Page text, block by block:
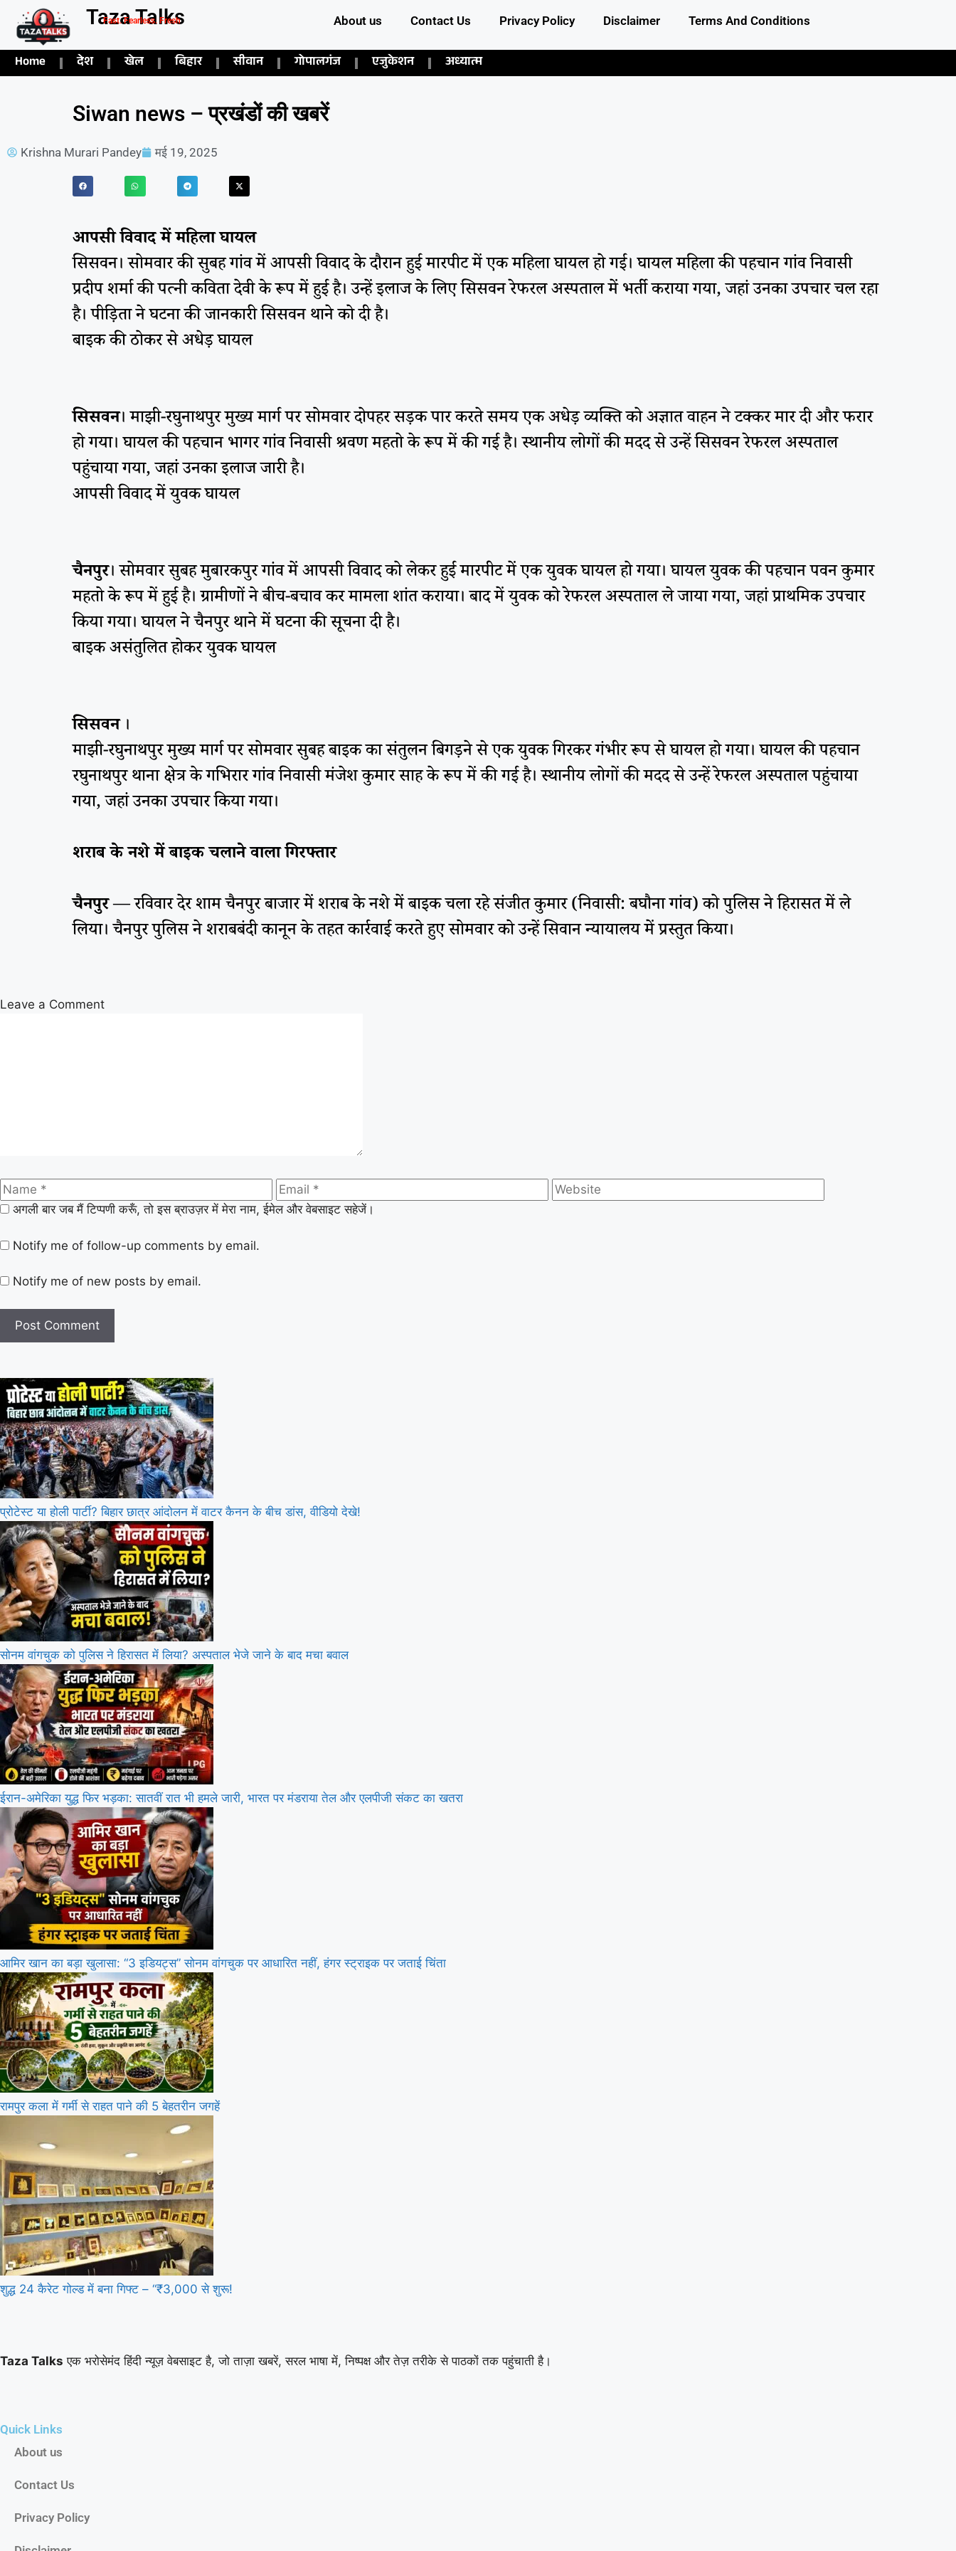
Taza Talks
Fast. Fearless. Fresh About us Contact Us Privacy Policy Disclaimer Terms And Conditions
Home देश खेल बिहार सीवान गोपालगंज एजुकेशन अध्यात्म
Siwan news – प्रखंडों की खबरें
Krishna Murari Pandey मई 19, 2025
आपसी विवाद में महिला घायल
सिसवन। सोमवार की सुबह गांव में आपसी विवाद के दौरान हुई मारपीट में एक महिला घायल हो गई। घायल महिला की पहचान गांव निवासी
प्रदीप शर्मा की पत्नी कविता देवी के रूप में हुई है। उन्हें इलाज के लिए सिसवन रेफरल अस्पताल में भर्ती कराया गया, जहां उनका उपचार चल रहा
है। पीड़िता ने घटना की जानकारी सिसवन थाने को दी है।
बाइक की ठोकर से अधेड़ घायल
सिसवन। माझी-रघुनाथपुर मुख्य मार्ग पर सोमवार दोपहर सड़क पार करते समय एक अधेड़ व्यक्ति को अज्ञात वाहन ने टक्कर मार दी और फरार
हो गया। घायल की पहचान भागर गांव निवासी श्रवण महतो के रूप में की गई है। स्थानीय लोगों की मदद से उन्हें सिसवन रेफरल अस्पताल
पहुंचाया गया, जहां उनका इलाज जारी है।
आपसी विवाद में युवक घायल
चैनपुर। सोमवार सुबह मुबारकपुर गांव में आपसी विवाद को लेकर हुई मारपीट में एक युवक घायल हो गया। घायल युवक की पहचान पवन कुमार
महतो के रूप में हुई है। ग्रामीणों ने बीच-बचाव कर मामला शांत कराया। बाद में युवक को रेफरल अस्पताल ले जाया गया, जहां प्राथमिक उपचार
किया गया। घायल ने चैनपुर थाने में घटना की सूचना दी है।
बाइक असंतुलित होकर युवक घायल
सिसवन।
माझी-रघुनाथपुर मुख्य मार्ग पर सोमवार सुबह बाइक का संतुलन बिगड़ने से एक युवक गिरकर गंभीर रूप से घायल हो गया। घायल की पहचान
रघुनाथपुर थाना क्षेत्र के गभिरार गांव निवासी मंजेश कुमार साह के रूप में की गई है। स्थानीय लोगों की मदद से उन्हें रेफरल अस्पताल पहुंचाया
गया, जहां उनका उपचार किया गया।
शराब के नशे में बाइक चलाने वाला गिरफ्तार
चैनपुर— रविवार देर शाम चैनपुर बाजार में शराब के नशे में बाइक चला रहे संजीत कुमार (निवासी: बघौना गांव) को पुलिस ने हिरासत में ले
लिया। चैनपुर पुलिस ने शराबबंदी कानून के तहत कार्रवाई करते हुए सोमवार को उन्हें सिवान न्यायालय में प्रस्तुत किया।
Leave a Comment
अगली बार जब मैं टिप्पणी करूँ, तो इस ब्राउज़र में मेरा नाम, ईमेल और वेबसाइट सहेजें।
Notify me of follow-up comments by email.
Notify me of new posts by email.
प्रोटेस्ट या होली पार्टी? बिहार छात्र आंदोलन में वाटर कैनन के बीच डांस, वीडियो देखे!
सोनम वांगचुक को पुलिस ने हिरासत में लिया? अस्पताल भेजे जाने के बाद मचा बवाल
ईरान-अमेरिका युद्ध फिर भड़का: सातवीं रात भी हमले जारी, भारत पर मंडराया तेल और एलपीजी संकट का खतरा
आमिर खान का बड़ा खुलासा: “3 इडियट्स” सोनम वांगचुक पर आधारित नहीं, हंगर स्ट्राइक पर जताई चिंता
रामपुर कला में गर्मी से राहत पाने की 5 बेहतरीन जगहें
शुद्ध 24 कैरेट गोल्ड में बना गिफ्ट – “₹3,000 से शुरू!
Taza Talks एक भरोसेमंद हिंदी न्यूज़ वेबसाइट है, जो ताज़ा खबरें, सरल भाषा में, निष्पक्ष और तेज़ तरीके से पाठकों तक पहुंचाती है।
Quick Links
About us
Contact Us
Privacy Policy